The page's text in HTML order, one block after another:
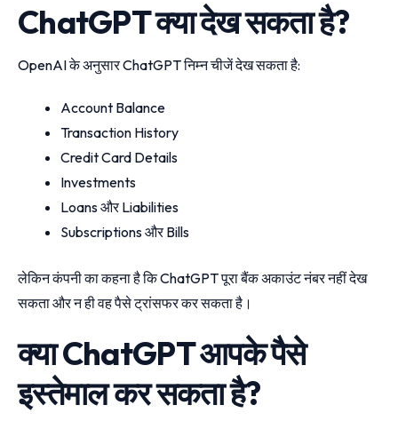
ChatGPT क्या देख सकता है?
OpenAI के अनुसार ChatGPT निम्न चीजें देख सकता है:
Account Balance
Transaction History
Credit Card Details
Investments
Loans और Liabilities
Subscriptions और Bills
लेकिन कंपनी का कहना है कि ChatGPT पूरा बैंक अकाउंट नंबर नहीं देख
सकता और न ही वह पैसे ट्रांसफर कर सकता है।
क्या ChatGPT आपके पैसे
इस्तेमाल कर सकता है?